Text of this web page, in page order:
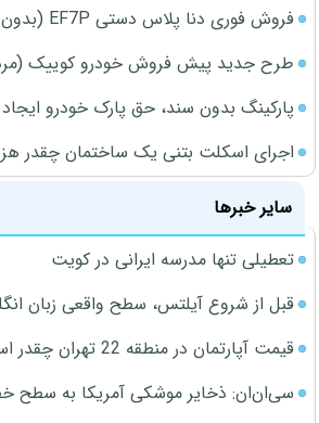
فروش فوری دنا پلاس دستی EF7P (بدون قرعه کشی)
طرح جدید پیش فروش خودرو کوییک (مرداد
پارکینگ بدون سند، حق پارک خودرو
اجرای اسکلت بتنی یک ساختمان چقدر
سایر خبرها
تعطیلی تنها مدرسه ایرانی در کویت
قبل از شروع آیلتس، سطح واقعی زبان
قیمت آپارتمان در منطقه 22 تهران چقدر است؟
سی‌ان‌ان: ذخایر موشکی آمریکا به سطح